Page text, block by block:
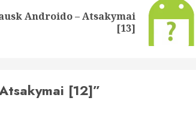
Androido – Atsakymai
[13]
[12]”